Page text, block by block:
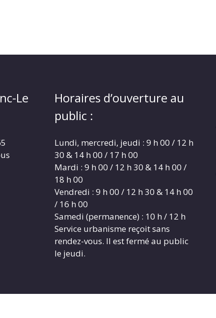
Le
Horaires d’ouverture au
public :
Lundi, mercredi, jeudi : 9 h 00 / 12 h
30 & 14 h 00 / 17 h 00
Mardi : 9 h 00 / 12 h 30 & 14 h 00 /
18 h 00
Vendredi : 9 h 00 / 12 h 30 & 14 h 00
/ 16 h 00
Samedi (permanence) : 10 h / 12 h
Service urbanisme reçoit sans
rendez-vous. Il est fermé au public
le jeudi.